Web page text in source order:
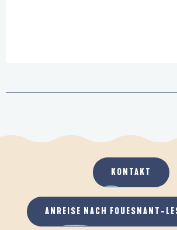
KONTAKT
ANREISE NACH FOUESNANT-